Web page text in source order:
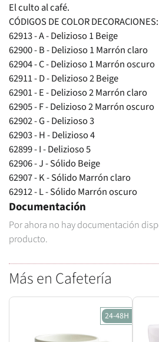
El culto al café.
CÓDIGOS DE COLOR DECORACIONES:
62913 - A - Delizioso 1 Beige
62900 - B - Delizioso 1 Marrón claro
62904 - C - Delizioso 1 Marrón oscuro
62911 - D - Delizioso 2 Beige
62901 - E - Delizioso 2 Marrón claro
62905 - F - Delizioso 2 Marrón oscuro
62902 - G - Delizioso 3
62903 - H - Delizioso 4
62899 - I - Delizioso 5
62906 - J - Sólido Beige
62907 - K - Sólido Marrón claro
62912 - L - Sólido Marrón oscuro
Documentación
Por ahora no hay documentación
producto.
Más en Cafetería
24-48H